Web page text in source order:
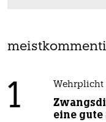
1 Wehrplicht
eine gute